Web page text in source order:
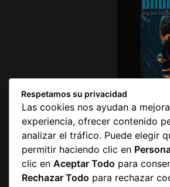
Ser o
Puchy
1,60€
Respetamos su privacidad
Las cookies nos ayudan a
experiencia, ofrecer contenido
analizar el tráfico. Puede elegir
permitir haciendo clic en
clic en Aceptar Todo para
Rechazar Todo para rechazar